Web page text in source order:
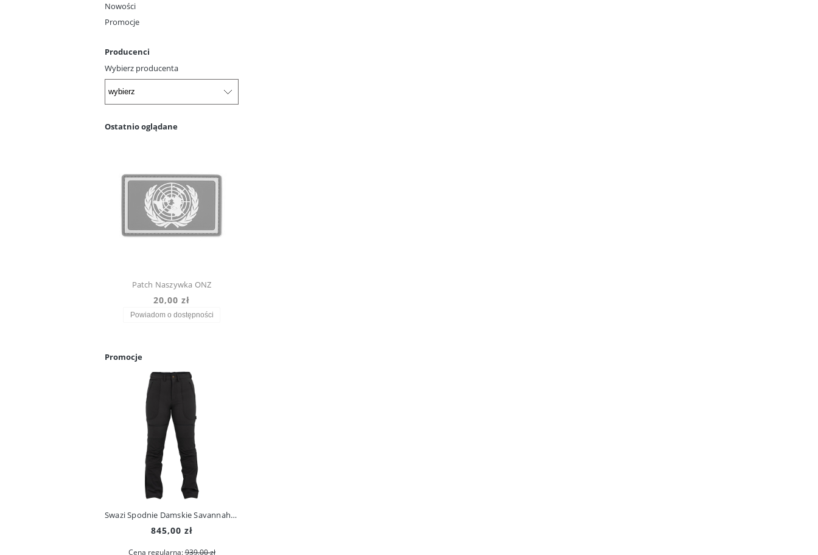
Nowości
Promocje
Producenci
Wybierz producenta
Ostatnio oglądane
Patch Naszywka ONZ
20,00 zł
Powiadom o dostępności
Promocje
Swazi Spodnie Damskie Savannah Pants Iron Sand
845,00 zł
Cena regularna:939,00 zł